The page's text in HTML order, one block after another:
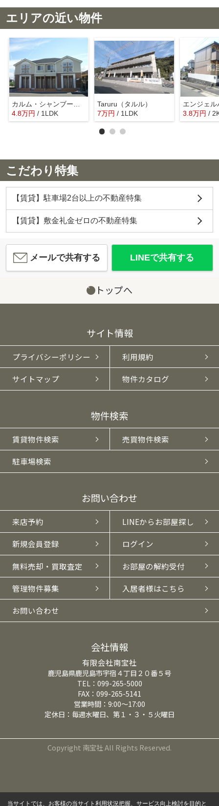
エリアの近い物件
カルム・シャンブールⅠ
4.8万円 / 1LDK
Taruru（タルル）
7万円 / 1LDK
エンジェ
3.8万円 /
こだわり特集
【賃貸】駐車場2台以上の不動産特集
【賃貸】敷金礼金ゼロの不動産特集
メールで共有する LINEで共有する
トップへ
サイト情報
プライバシーポリシー 利用規約
サイトマップ 物件カタログ
物件検索
賃貸物件検索 売買物件検索
駐車場検索
お問い合わせ
来店予約 LINEからお部屋探し
新規会員登録 ログイン
無料売却・買取査定 お部屋の解約受付
管理物件募集 入居者様はこちら
お問い合わせ
会社情報
有限会社南宝社
鹿児島県鹿児島市宇宿４丁目２０番５号
TEL：099-265-5000
FAX：099-265-5141
営業時間：9:00～17:00
定休日：毎週水曜日、第１・３・５火曜日
Copyright 南宝社 All Rights Reserved.
当サイトでは、お客様の当サイト利用状況把握、サービス向上検討を目的と